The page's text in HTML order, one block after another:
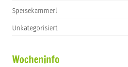
Speisekammerl
Unkategorisiert
Wocheninfo